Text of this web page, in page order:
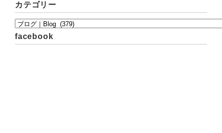
カテゴリー
facebook